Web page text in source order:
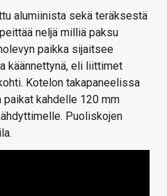
alumiinista sekä teräksestä
neljä milliä paksu
paikka sijaitsee
käännettynä, eli liittimet
Kotelon takapaneelissa
kahdelle 120 mm
Puoliskojen